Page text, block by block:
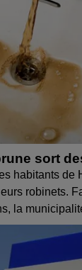
sort
habitants de
robinets.
la